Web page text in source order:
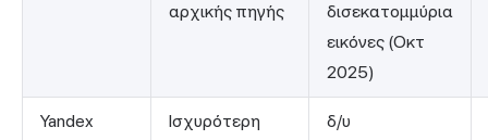
αρχικής πηγής
δισεκατομμύρια
εικόνες (Οκτ
2025)
Yandex
Ισχυρότερη
δ/υ